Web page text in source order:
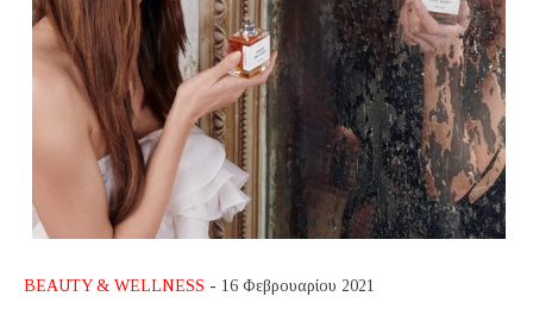
BEAUTY & WELLNESS - 16 Φεβρουαρίου 2021